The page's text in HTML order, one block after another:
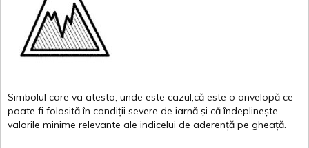
Simbolul care va atesta, unde este cazul,că este o anvelopă ce
poate fi folosită în condiții severe de iarnă și că îndeplinește
valorile minime relevante ale indicelui de aderență pe gheață.